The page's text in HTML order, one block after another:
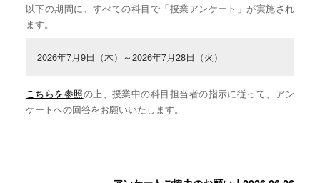
以下の期間に、すべての科目で「授業アンケート」が実施され
ます。
2026年7月9日（木）～2026年7月28日（火）
こちらを参照の上、授業中の科目担当者の指示に従って、アン
ケートへの回答をお願いいたします。